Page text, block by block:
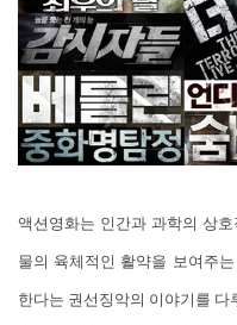
액션영화는 인간과 과학의 상
물의 육체적인 활약을 보여주
한다는 권선징악의 이야기를